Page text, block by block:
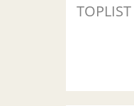
TOPLIST